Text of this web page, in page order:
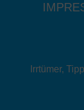
Irrtümer,